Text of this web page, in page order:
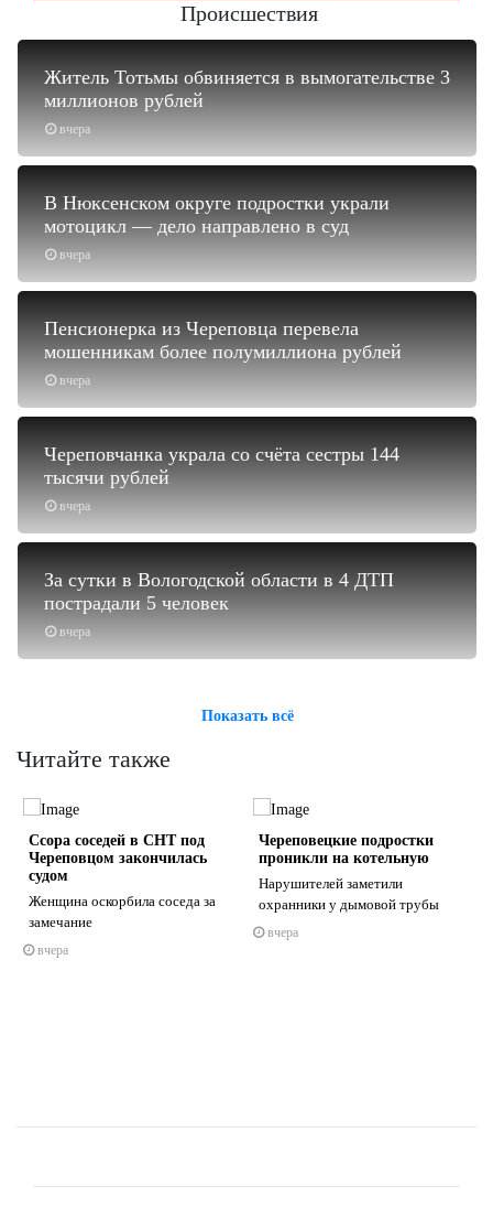
Происшествия
вчера
Житель Тотьмы обвиняется в вымогательстве 3
миллионов рублей
вчера
В Нюксенском округе подростки украли
мотоцикл — дело направлено в суд
вчера
Пенсионерка из Череповца перевела
мошенникам более полумиллиона рублей
вчера
Череповчанка украла со счёта сестры 144
тысячи рублей
вчера
За сутки в Вологодской области в 4 ДТП
пострадали 5 человек
Показать всё
Читайте также
Ссора соседей в СНТ под
Череповцом закончилась
судом
Женщина оскорбила соседа за
замечание
вчера
Череповецкие подростки
проникли на котельную
Нарушителей заметили
охранники у дымовой трубы
вчера